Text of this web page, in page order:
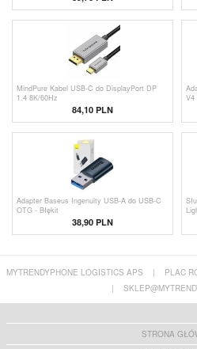
MindPure Kabel USB-C do DisplayPort DP
1.4 8K/60Hz
84,10 PLN
V4
Adapter Baseus Ingenuity USB-A do USB-C
OTG - Błękit
38,90 PLN
MYTRENDYPHONE LOGISTICS APS | PLAC
|
STRONA